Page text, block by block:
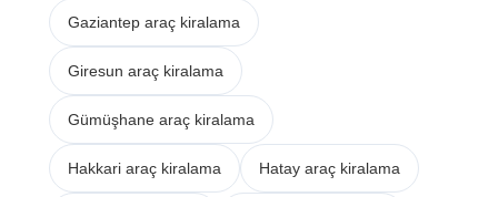
Gaziantep araç kiralama
Giresun araç kiralama
Gümüşhane araç kiralama
Hakkari araç kiralama Hatay araç kiralama